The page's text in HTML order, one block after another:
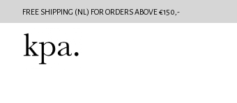
FREE SHIPPING (NL) FOR ORDERS ABOVE €150,-